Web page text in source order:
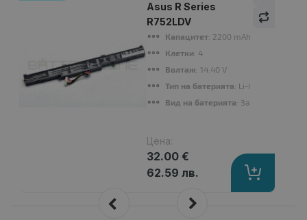
Asus R Series
R752LDV
Капацитет: 2200 mAh
Клетки: 4
Волтаж: 14.40 V
Тип на батерията: Li-Ion
Вид на батерията: Заместител
Цена:
32.00 €
62.59 лв.